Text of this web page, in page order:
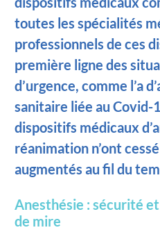
toutes les spécialités
professionnels de ces
première ligne des
d’urgence, comme l’a
sanitaire liée au Covid-
dispositifs médicaux
réanimation n’ont
augmentés au fil du
Anesthésie : sécurité
de mire